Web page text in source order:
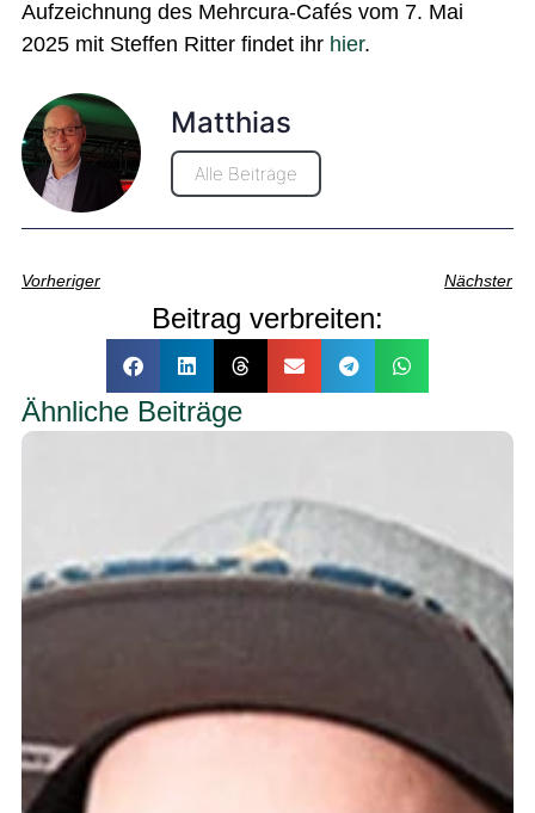
Aufzeichnung des Mehrcura-Cafés vom 7. Mai
2025 mit Steffen Ritter findet ihr hier.
Matthias
Alle Beiträge
Vorheriger Nächster
Beitrag verbreiten:
Ähnliche Beiträge